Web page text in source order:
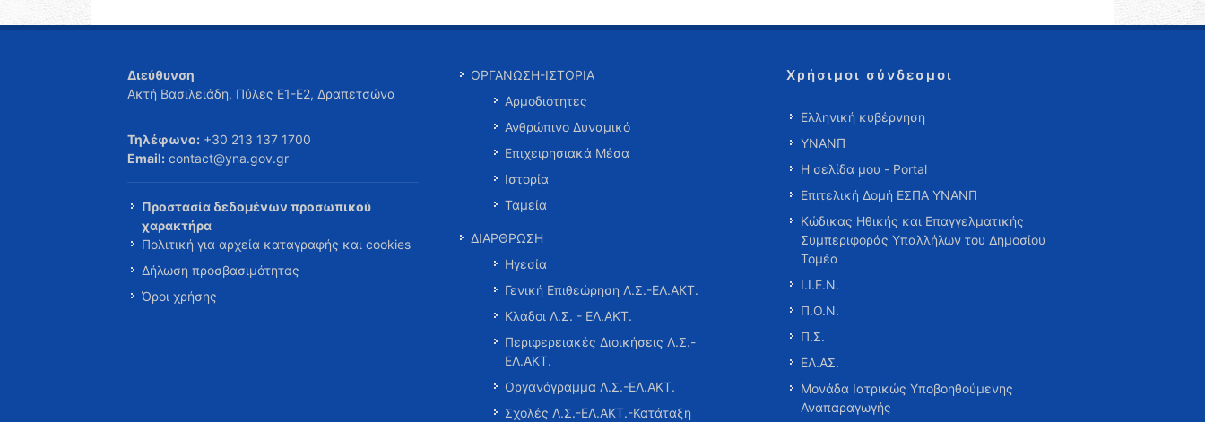
Διεύθυνση
Ακτή Βασιλειάδη, Πύλες Ε1-Ε2, Δραπετσώνα
Τηλέφωνο: +30 213 137 1700
Email: contact@yna.gov.gr
Προστασία δεδομένων προσωπικού
χαρακτήρα
Πολιτική για αρχεία καταγραφής και cookies
Δήλωση προσβασιμότητας
Όροι χρήσης
ΟΡΓΑΝΩΣΗ-ΙΣΤΟΡΙΑ
Αρμοδιότητες
Ανθρώπινο Δυναμικό
Επιχειρησιακά Μέσα
Ιστορία
Ταμεία
ΔΙΑΡΘΡΩΣΗ
Ηγεσία
Γενική Επιθεώρηση Λ.Σ.-ΕΛ.ΑΚΤ.
Κλάδοι Λ.Σ. - ΕΛ.ΑΚΤ.
Περιφερειακές Διοικήσεις Λ.Σ.-
ΕΛ.ΑΚΤ.
Οργανόγραμμα Λ.Σ.-ΕΛ.ΑΚΤ.
Σχολές Λ.Σ.-ΕΛ.ΑΚΤ.-Κατάταξη
Χρήσιμοι σύνδεσμοι
Ελληνική κυβέρνηση
ΥΝΑΝΠ
Η σελίδα μου - Portal
Επιτελική Δομή ΕΣΠΑ ΥΝΑΝΠ
Κώδικας Ηθικής και Επαγγελματικής
Συμπεριφοράς Υπαλλήλων του Δημοσίου
Τομέα
Ι.Ι.Ε.Ν.
Π.Ο.Ν.
Π.Σ.
ΕΛ.ΑΣ.
Μονάδα Ιατρικώς Υποβοηθούμενης
Αναπαραγωγής